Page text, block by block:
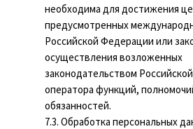
необходима для достижения
предусмотренных
Российской Федерации или
осуществления возложенных
законодательством
оператора функций,
обязанностей.
7.3. Обработка персональных